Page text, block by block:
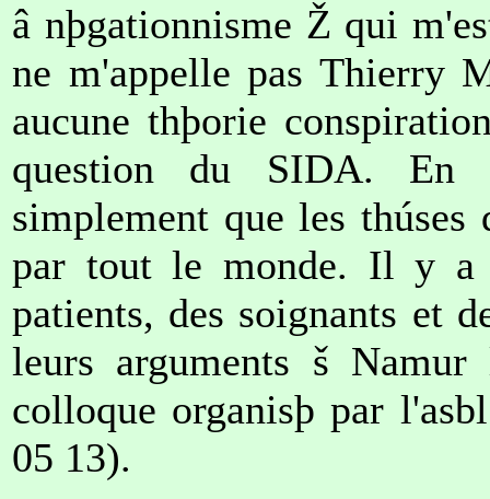
â nþgationnisme Ž qui
ne m'appelle pas Thierry
aucune thþorie
question du SIDA. En
simplement que les thúses
par tout le monde. Il y a
patients, des soignants et
leurs arguments š
colloque organisþ par
05 13).